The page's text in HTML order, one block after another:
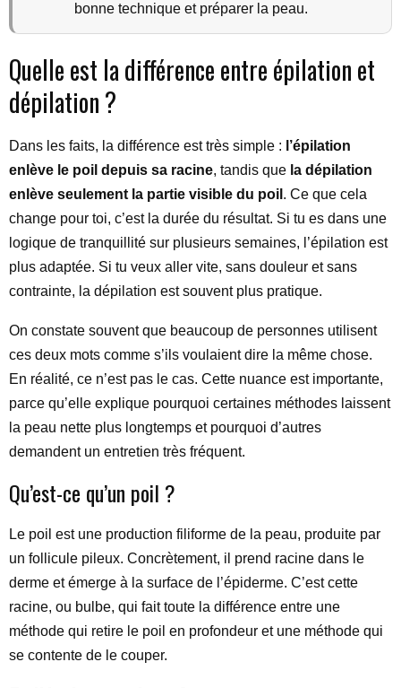
bonne technique et préparer la peau.
Quelle est la différence entre épilation et
dépilation ?
Dans les faits, la différence est très simple : l’épilation
enlève le poil depuis sa racine, tandis que la dépilation
enlève seulement la partie visible du poil . Ce que cela
change pour toi, c’est la durée du résultat. Si tu es dans une
logique de tranquillité sur plusieurs semaines, l’épilation est
plus adaptée. Si tu veux aller vite, sans douleur et sans
contrainte, la dépilation est souvent plus pratique.
On constate souvent que beaucoup de personnes utilisent
ces deux mots comme s’ils voulaient dire la même chose.
En réalité, ce n’est pas le cas. Cette nuance est importante,
parce qu’elle explique pourquoi certaines méthodes laissent
la peau nette plus longtemps et pourquoi d’autres
demandent un entretien très fréquent.
Qu’est-ce qu’un poil ?
Le poil est une production filiforme de la peau, produite par
un follicule pileux. Concrètement, il prend racine dans le
derme et émerge à la surface de l’épiderme. C’est cette
racine, ou bulbe, qui fait toute la différence entre une
méthode qui retire le poil en profondeur et une méthode qui
se contente de le couper.